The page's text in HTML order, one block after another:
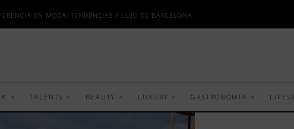
EN MODA, TENDENCIAS Y LUJO DE BARCELONA
TALENTS BEAUTY LUXURY GASTRONOMÍA